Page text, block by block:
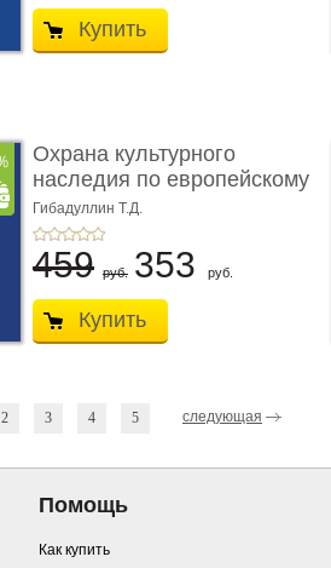
Купить
Охрана культурного
наследия по европейскому
п ...
Гибадуллин Т.Д.
459 руб. 353 руб.
Купить
2 3 4 5 следующая
Помощь
Как купить